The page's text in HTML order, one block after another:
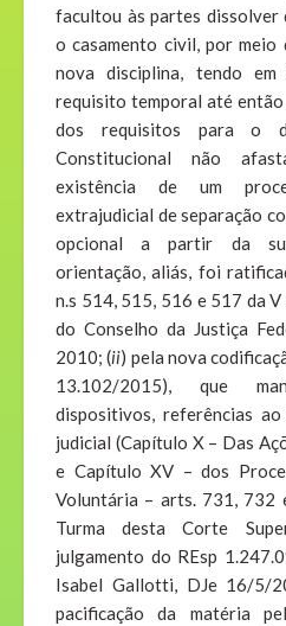
facultou às partes
o casamento civil, por
nova disciplina, tendo
requisito temporal até
dos requisitos para o
Constitucional não
existência de um
extrajudicial de separação
opcional a partir da
orientação, aliás, foi
n.s 514, 515, 516 e 517 da
do Conselho da Justiça
2010; (ii) pela nova
13.102/2015), que
dispositivos, referências
judicial (Capítulo X – Das
e Capítulo XV – dos
Voluntária – arts. 731, 732
Turma desta Corte
julgamento do REsp
Isabel Gallotti, DJe 16/5/
pacificação da matéria